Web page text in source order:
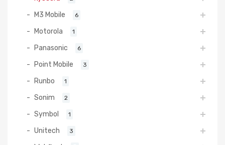
M3 Mobile 6
Motorola 1
Panasonic 6
Point Mobile 3
Runbo 1
Sonim 2
Symbol 1
Unitech 3